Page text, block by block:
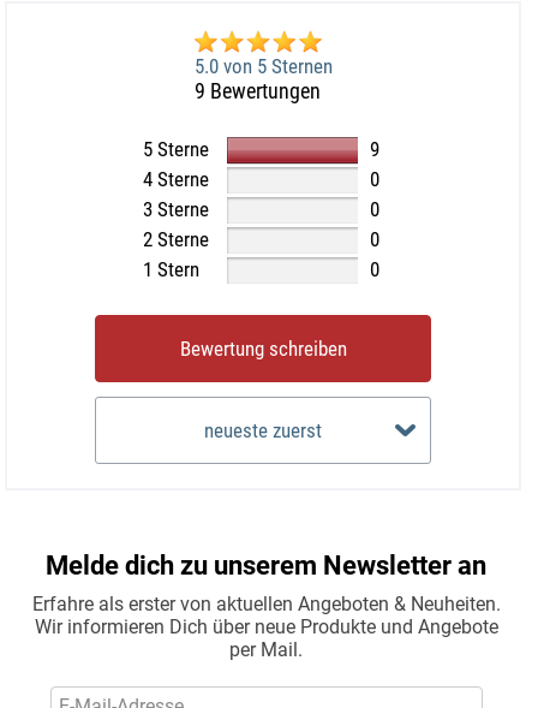
5.0 von 5 Sternen
9 Bewertungen
5 Sterne
9
4 Sterne
0
3 Sterne
0
2 Sterne
0
1 Stern
0
Bewertung schreiben
neueste zuerst
Melde dich zu unserem Newsletter an
Erfahre als erster von aktuellen Angeboten & Neuheiten.
Wir informieren Dich über neue Produkte und Angebote
per Mail.